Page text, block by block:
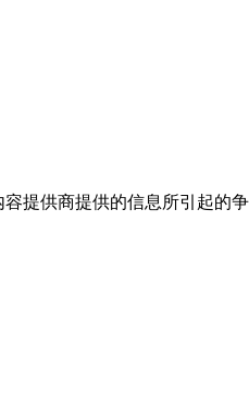
提供商提供的信息所引起的